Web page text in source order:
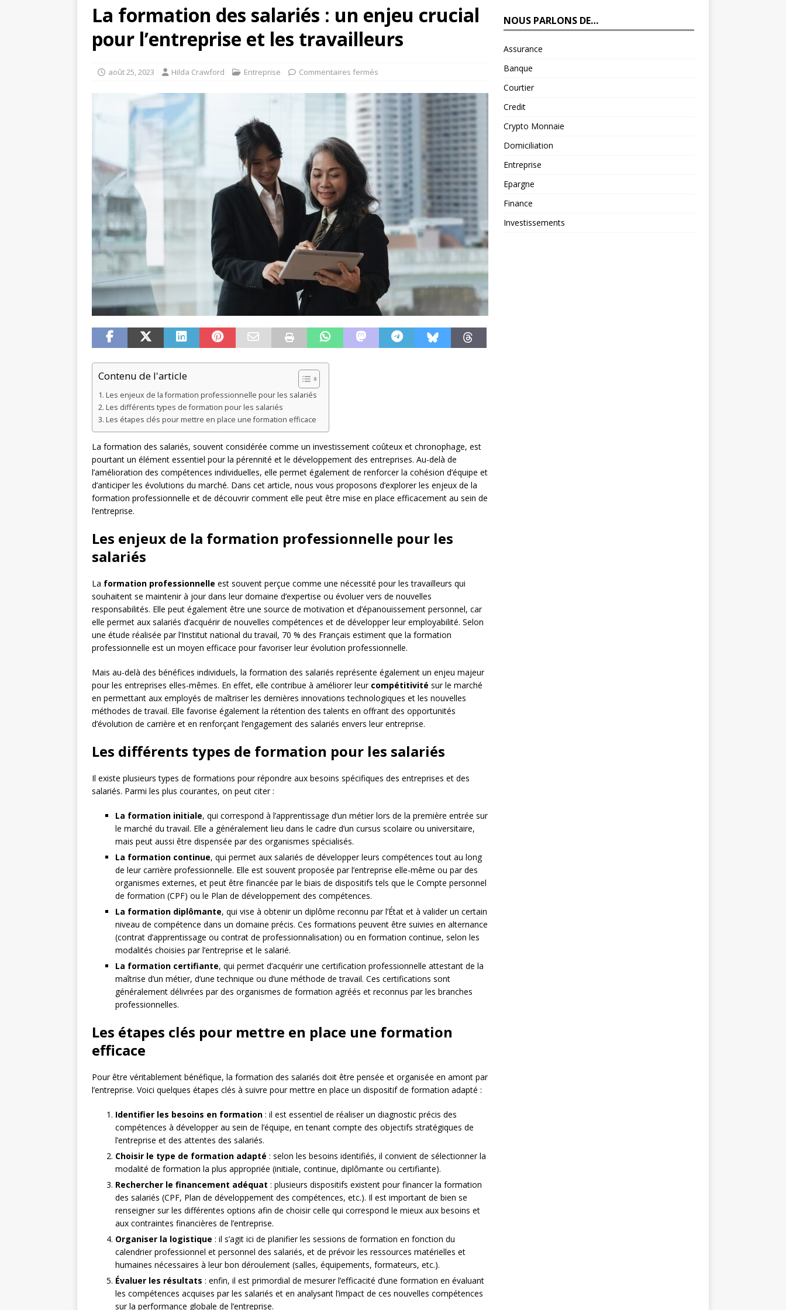
La formation des salariés : un enjeu crucial
pour l’entreprise et les travailleurs
août 25, 2023 Hilda Crawford Entreprise Commentaires fermés
Contenu de l'article
Les enjeux de la formation professionnelle pour les salariés
Les différents types de formation pour les salariés
Les étapes clés pour mettre en place une formation efficace
La formation des salariés, souvent considérée comme un investissement coûteux et chronophage, est
pourtant un élément essentiel pour la pérennité et le développement des entreprises. Au-delà de
l’amélioration des compétences individuelles, elle permet également de renforcer la cohésion d’équipe et
d’anticiper les évolutions du marché. Dans cet article, nous vous proposons d’explorer les enjeux de la
formation professionnelle et de découvrir comment elle peut être mise en place efficacement au sein de
l’entreprise.
Les enjeux de la formation professionnelle pour les
salariés
La formation professionnelle est souvent perçue comme une nécessité pour les travailleurs qui
souhaitent se maintenir à jour dans leur domaine d’expertise ou évoluer vers de nouvelles
responsabilités. Elle peut également être une source de motivation et d’épanouissement personnel, car
elle permet aux salariés d’acquérir de nouvelles compétences et de développer leur employabilité. Selon
une étude réalisée par l’Institut national du travail, 70 % des Français estiment que la formation
professionnelle est un moyen efficace pour favoriser leur évolution professionnelle.
Mais au-delà des bénéfices individuels, la formation des salariés représente également un enjeu majeur
pour les entreprises elles-mêmes. En effet, elle contribue à améliorer leur compétitivité sur le marché
en permettant aux employés de maîtriser les dernières innovations technologiques et les nouvelles
méthodes de travail. Elle favorise également la rétention des talents en offrant des opportunités
d’évolution de carrière et en renforçant l’engagement des salariés envers leur entreprise.
Les différents types de formation pour les salariés
Il existe plusieurs types de formations pour répondre aux besoins spécifiques des entreprises et des
salariés. Parmi les plus courantes, on peut citer :
La formation initiale, qui correspond à l’apprentissage d’un métier lors de la première entrée sur
le marché du travail. Elle a généralement lieu dans le cadre d’un cursus scolaire ou universitaire,
mais peut aussi être dispensée par des organismes spécialisés.
La formation continue, qui permet aux salariés de développer leurs compétences tout au long
de leur carrière professionnelle. Elle est souvent proposée par l’entreprise elle-même ou par des
organismes externes, et peut être financée par le biais de dispositifs tels que le Compte personnel
de formation (CPF) ou le Plan de développement des compétences.
La formation diplômante, qui vise à obtenir un diplôme reconnu par l’État et à valider un certain
niveau de compétence dans un domaine précis. Ces formations peuvent être suivies en alternance
(contrat d’apprentissage ou contrat de professionnalisation) ou en formation continue, selon les
modalités choisies par l’entreprise et le salarié.
La formation certifiante, qui permet d’acquérir une certification professionnelle attestant de la
maîtrise d’un métier, d’une technique ou d’une méthode de travail. Ces certifications sont
généralement délivrées par des organismes de formation agréés et reconnus par les branches
professionnelles.
Les étapes clés pour mettre en place une formation
efficace
Pour être véritablement bénéfique, la formation des salariés doit être pensée et organisée en amont par
l’entreprise. Voici quelques étapes clés à suivre pour mettre en place un dispositif de formation adapté :
Identifier les besoins en formation : il est essentiel de réaliser un diagnostic précis des
compétences à développer au sein de l’équipe, en tenant compte des objectifs stratégiques de
l’entreprise et des attentes des salariés.
Choisir le type de formation adapté : selon les besoins identifiés, il convient de sélectionner la
modalité de formation la plus appropriée (initiale, continue, diplômante ou certifiante).
Rechercher le financement adéquat : plusieurs dispositifs existent pour financer la formation
des salariés (CPF, Plan de développement des compétences, etc.). Il est important de bien se
renseigner sur les différentes options afin de choisir celle qui correspond le mieux aux besoins et
aux contraintes financières de l’entreprise.
Organiser la logistique : il s’agit ici de planifier les sessions de formation en fonction du
calendrier professionnel et personnel des salariés, et de prévoir les ressources matérielles et
humaines nécessaires à leur bon déroulement (salles, équipements, formateurs, etc.).
Évaluer les résultats : enfin, il est primordial de mesurer l’efficacité d’une formation en évaluant
les compétences acquises par les salariés et en analysant l’impact de ces nouvelles compétences
sur la performance globale de l’entreprise.
NOUS PARLONS DE…
Assurance
Banque
Courtier
Credit
Crypto Monnaie
Domiciliation
Entreprise
Epargne
Finance
Investissements